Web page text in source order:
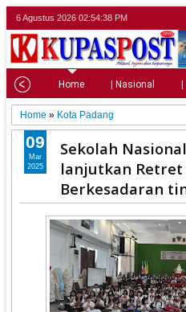
6 Agustus 2026 02:54:39 PM
Home | Nasional
Home » Kota Padang
Sekolah
lanjutkan
Berkesadaran
09
Mar
2025